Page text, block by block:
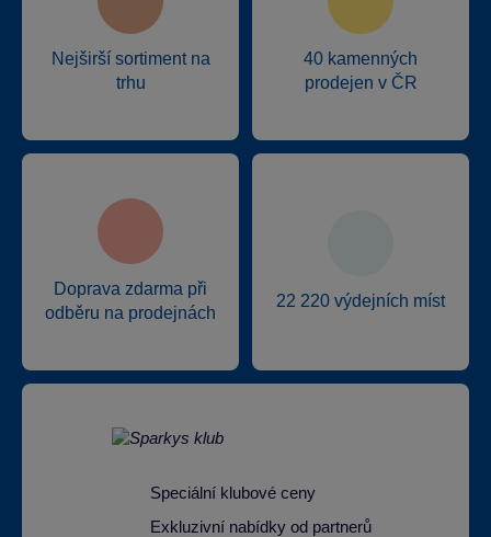
Nejširší sortiment na
trhu
40 kamenných
prodejen v ČR
Doprava zdarma při
odběru na prodejnách
22 220 výdejních míst
Speciální klubové ceny
Exkluzivní nabídky od partnerů